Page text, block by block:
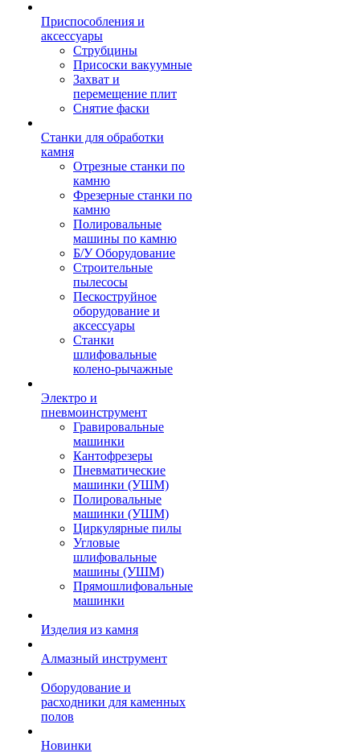
Приспособления и
аксессуары
Струбцины
Присоски вакуумные
Захват и
перемещение плит
Снятие фаски
Станки для обработки
камня
Отрезные станки по
камню
Фрезерные станки по
камню
Полировальные
машины по камню
Б/У Оборудование
Строительные
пылесосы
Пескоструйное
оборудование и
аксессуары
Станки
шлифовальные
колено-рычажные
Электро и
пневмоинструмент
Гравировальные
машинки
Кантофрезеры
Пневматические
машинки (УШМ)
Полировальные
машинки (УШМ)
Циркулярные пилы
Угловые
шлифовальные
машины (УШМ)
Прямошлифовальные
машинки
Изделия из камня
Алмазный инструмент
Оборудование и
расходники для каменных
полов
Новинки